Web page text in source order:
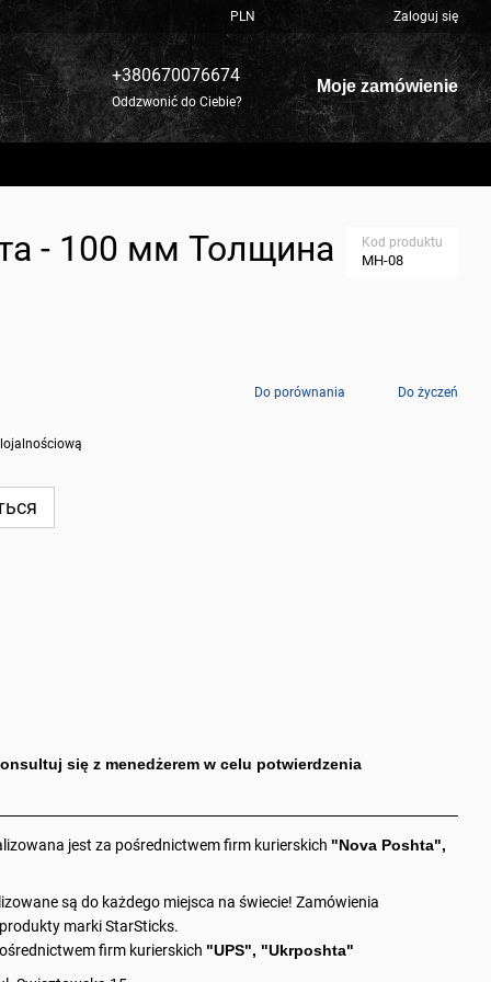
PLN Zaloguj się
+380670076674
Oddzwonić do Ciebie?
Moje zamówienie
- 100 мм Толщина
Kod produktu
МН-08
Do porównania Do życzeń
się z menedżerem w celu potwierdzenia
jest za pośrednictwem firm kurierskich "Nova Poshta",
są do każdego miejsca na świecie! Zamówienia
marki StarSticks.
firm kurierskich "UPS", "Ukrposhta"